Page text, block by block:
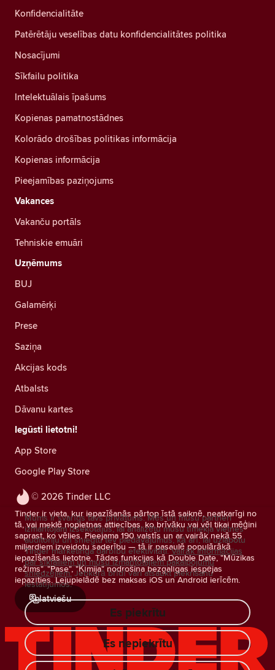
© 2026 Tinder LLC
Tinder ir vieta, kur iepazīšanās pārtop īstā saiknē, neatkarīgi no
tā, vai meklē nopietnas attiecības, ko brīvāku vai vēl tikai mēģini
saprast, ko vēlies. Pieejama 190 valstīs un ar vairāk nekā 55
miljardiem izveidotu saderību — tā ir pasaulē populārākā
iepazīšanās lietotne. Tādas funkcijas kā Double Date, "Mūzikas
režīms", "Pase", "Ķīmija" nodrošina bezgalīgas iespējas
iepazīties. Lejupielādē bez maksas iOS un Android ierīcēm.
latviešu
Konfidencialitāte
Patērētāju veselības datu konfidencialitātes politika
Nosacījumi
Sīkfailu politika
Intelektuālais īpašums
Kopienas pamatnostādnes
Kolorādo drošības politikas informācija
Kopienas informācija
Pieejamības paziņojums
Vakances
Vakanču portāls
Tehniskie emuāri
Uzņēmums
BUJ
Galamērķi
Prese
Saziņa
Akcijas kods
Atbalsts
Dāvanu kartes
Iegūsti lietotni!
App Store
Google Play Store
Mums ir svarīgs tavs privātums. Mēs un mūsu partneri
izmantojam izsekotājus, lai analizētu mūsu tīmekļa vietnes
auditoriju un sniegtu tev piedāvājumus, kā arī, lai uzlabotu
Tinder mārketinga darbību efektivitāti. Vairāk informācijas
par sīkfailiem un mūsu izmantotajiem pakalpojumu
sniedzējiem. Jebkurā brīdī vari atsaukt piekrišanu
iestatījumos.
Es piekrītu
Es nepiekrītu